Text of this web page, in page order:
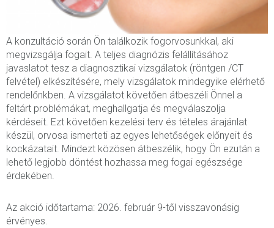
A konzultáció során Ön találkozik fogorvosunkkal, aki
megvizsgálja fogait. A teljes diagnózis felállításához
javaslatot tesz a diagnosztikai vizsgálatok (röntgen /CT
felvétel) elkészítésére, mely vizsgálatok mindegyike elérhető
rendelőnkben. A vizsgálatot követően átbeszéli Önnel a
feltárt problémákat, meghallgatja és megválaszolja
kérdéseit. Ezt követően kezelési terv és tételes árajánlat
készül, orvosa ismerteti az egyes lehetőségek előnyeit és
kockázatait. Mindezt közösen átbeszélik, hogy Ön ezután a
lehető legjobb döntést hozhassa meg fogai egészsége
érdekében.
Az akció időtartama: 2026. február 9-től visszavonásig
érvényes.